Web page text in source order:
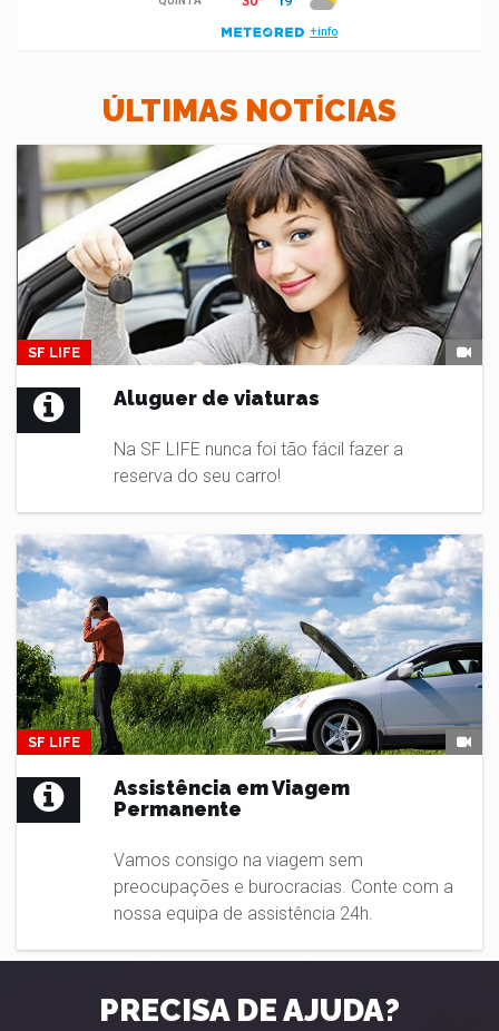
ÚLTIMAS NOTÍCIAS
SF LIFE
Aluguer de viaturas
Na SF LIFE nunca foi tão fácil fazer a
reserva do seu carro!
SF LIFE
Assistência em Viagem
Permanente
Vamos consigo na viagem sem
preocupações e burocracias. Conte com a
nossa equipa de assistência 24h.
PRECISA DE AJUDA?